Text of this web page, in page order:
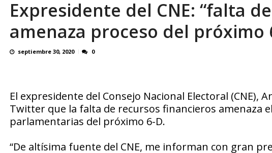
Reino Unido dejará millonaria donación médica en
Expresidente del CNE: “falta
amenaza proceso del próximo
septiembre 30, 2020 0
El expresidente del Consejo Nacional Electoral (CNE),
Twitter que la falta de recursos financieros amenaza
parlamentarias del próximo 6-D.
“De altísima fuente del CNE, me informan con gran